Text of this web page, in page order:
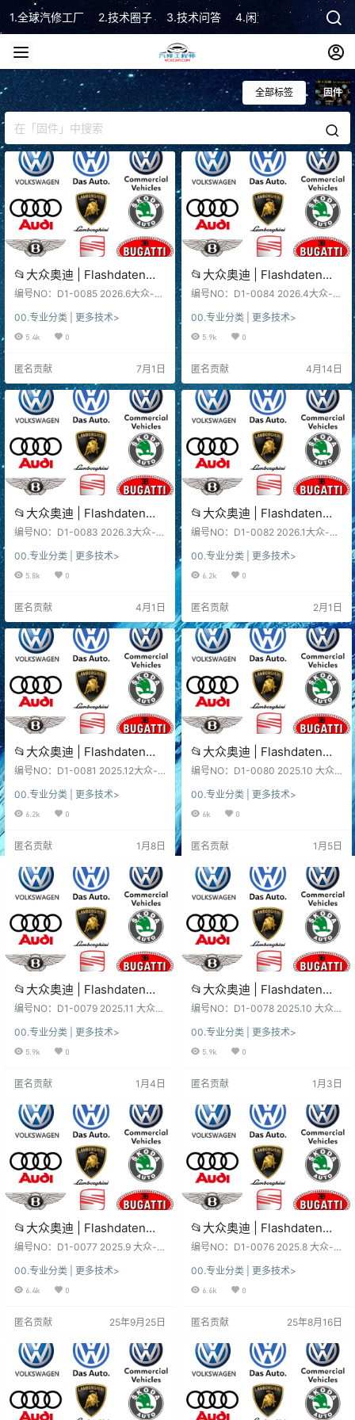
1.全球汽修工厂 2.技术圈子 3.技术问答 4.闲置市场 5.技术顾
全部标签 固件
📂大众奥迪 | Flashdaten
2026.6大众-奥迪-斯柯达-宾
利-兰博-西特工程师离线数
据 汽车电脑模块固件数据
(VW Audi Skoda -
编号NO：D1-0085 2026.6大众-奥
ten 固件数据 全部解压版 2026.6 Vo
lkswagen - Audi - Skoda - Bentle
一下日期和版本, 新老版本数据、权
限各有差异、利弊！未测试, 仅供参
考！ 不同版本：数据、…
00.专业分类 | 更多技术>
5.4k 0
匿名贡献 7月1日
📂大众奥迪 | Flashdaten
2026.4大众-奥迪-斯柯达-宾
利-兰博-西特工程师离线数
据 汽车电脑模块固件数据
(VW Audi Skoda -
编号NO：D1-0084 2026.4大众-奥
ten 固件数据 全部解压版 2026.4 V
olkswagen - Audi - Skoda - Bentl
看一下日期和版本, 新老版本数据、
权限各有差异、利弊！未测试, 仅供
参考！ 不同版本：数据、…
00.专业分类 | 更多技术>
5.9k 0
匿名贡献 4月14日
📂大众奥迪 | Flashdaten
2026.3大众-奥迪-斯柯达-宾
据 汽车电脑模块固件数据
(VW Audi Skoda -
编号NO：D1-0083 2026.3大众-奥
ten 固件数据 全部解压版 2026.3 V
olkswagen - Audi - Skoda - Bentl
ey - Lambo - SEAT Flashdaten fir
看一下日期和版本, 新老版本数据、
权限各有差异、利弊！未测试, 仅供
参考！ 不同版本：数据、…
00.专业分类 | 更多技术>
5.8k 0
匿名贡献 4月1日
📂大众奥迪 | Flashdaten
2026.1大众-奥迪-斯柯达-宾
据 汽车电脑模块固件数据
(VW Audi Skoda -
编号NO：D1-0082 2026.1大众-奥
ten 固件数据 全部解压版 2026.1 Vo
lkswagen - Audi - Skoda - Bentle
y - Lambo - SEAT Flashdaten firm
一下日期和版本, 新老版本数据、权
限各有差异、利弊！未测试, 仅供参
考！ 不同版本：数据、…
00.专业分类 | 更多技术>
6.2k 0
匿名贡献 2月1日
📂大众奥迪 | Flashdaten
2025.12大众-奥迪-斯柯达-
数据 汽车电脑模块固件数据
(VW Audi Skoda -
编号NO：D1-0081 2025.12大众-
daten 固件数据 全部解压版 2025.1
2 Volkswagen - Audi - Skoda - Be
ntley - Lambo - SEAT Flashdaten
先看一下日期和版本, 新老版本数
仅供参考！ 不同版本：数…
00.专业分类 | 更多技术>
6.2k 0
匿名贡献 1月8日
📂大众奥迪 | Flashdaten
2025.12大众-奥迪-斯柯达-
数据 汽车电脑模块固件数据
(VW Audi Skoda -
编号NO：D1-0080 2025.10 大众-
daten 固件数据 补充版 2025.12 Vol
kswagen - Audi - Skoda - Bentley
- Lambo - SEAT Flashdaten firmw
下日期和版本, 新老版本数据、权限
考！ 不同版本：数据…
00.专业分类 | 更多技术>
6k 0
匿名贡献 1月5日
📂大众奥迪 | Flashdaten
2025.11大众-奥迪-斯柯达-
宾利-兰博-西特工程师离线
数据 汽车电脑模块固件数据
(VW Audi Skoda -
编号NO：D1-0079 2025.11 大众-
daten 固件数据 补充版 2025.11 Vol
kswagen - Audi - Skoda - Bentley
下日期和版本, 新老版本数据、权限
考！ 不同版本：数据…
00.专业分类 | 更多技术>
5.9k 0
匿名贡献 1月4日
📂大众奥迪 | Flashdaten
2025.10大众-奥迪-斯柯达-
宾利-兰博-西特工程师离线
数据 汽车电脑模块固件数据
(VW Audi Skoda -
编号NO：D1-0078 2025.10 大众-
daten 固件数据 补充版 2025.10 Vol
kswagen - Audi - Skoda - Bentley
下日期和版本, 新老版本数据、权限
考！ 不同版本：数据…
00.专业分类 | 更多技术>
5.9k 0
匿名贡献 1月3日
📂大众奥迪 | Flashdaten
2025.9大众-奥迪-斯柯达-宾
利-兰博-西特工程师离线数
据 汽车电脑模块固件数据
(VW Audi Skoda -
编号NO：D1-0077 2025.9 大众-
daten 固件数据（180G） 2025.9 V
olkswagen - Audi - Skoda - Bentl
看一下日期和版本, 新老版本数据、
参考！ 不同版本：数据…
00.专业分类 | 更多技术>
6.4k 0
匿名贡献 25年9月25日
📂大众奥迪 | Flashdaten
2025.8大众-奥迪-斯柯达-宾
利-工程师离线数据 汽车电脑
模块固件数据(VW Audi
Skoda -Bentley)sgo frf
编号NO：D1-0076 2025.8 大众-
固件数据（174G） 2025.8 Volksw
agen Audi Skoda Bentley SEAT Fl
新老版本数据、权限各有差异、利
数据、功能、权限、win系统、安
装、破解 …
00.专业分类 | 更多技术>
6.6k 0
匿名贡献 25年8月16日